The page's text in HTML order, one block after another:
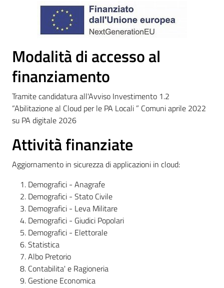
Modalità di accesso al
finanziamento
Tramite candidatura all'Avviso Investimento 1.2
“Abilitazione al Cloud per le PA Locali ” Comuni aprile 2022
su PA digitale 2026
Attività finanziate
Aggiornamento in sicurezza di applicazioni in cloud:
Demografici - Anagrafe
Demografici - Stato Civile
Demografici - Leva Militare
Demografici - Giudici Popolari
Demografici - Elettorale
Statistica
Albo Pretorio
Contabilita' e Ragioneria
Gestione Economica